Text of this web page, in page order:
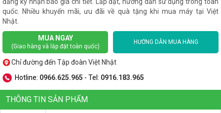
quốc. Nhiều khuyến mãi, ưu đãi về quà tặng khi mua máy tại Việt
Nhật.
MUA NGAY
(Giao hàng và lắp đặt toàn quốc)
HƯỚNG DẪN MUA HÀNG
Chỉ đường đến Tập đoàn Việt Nhật
Hotline: 0966.625.965 - Tel: 0916.183.965
THÔNG TIN SẢN PHẨM